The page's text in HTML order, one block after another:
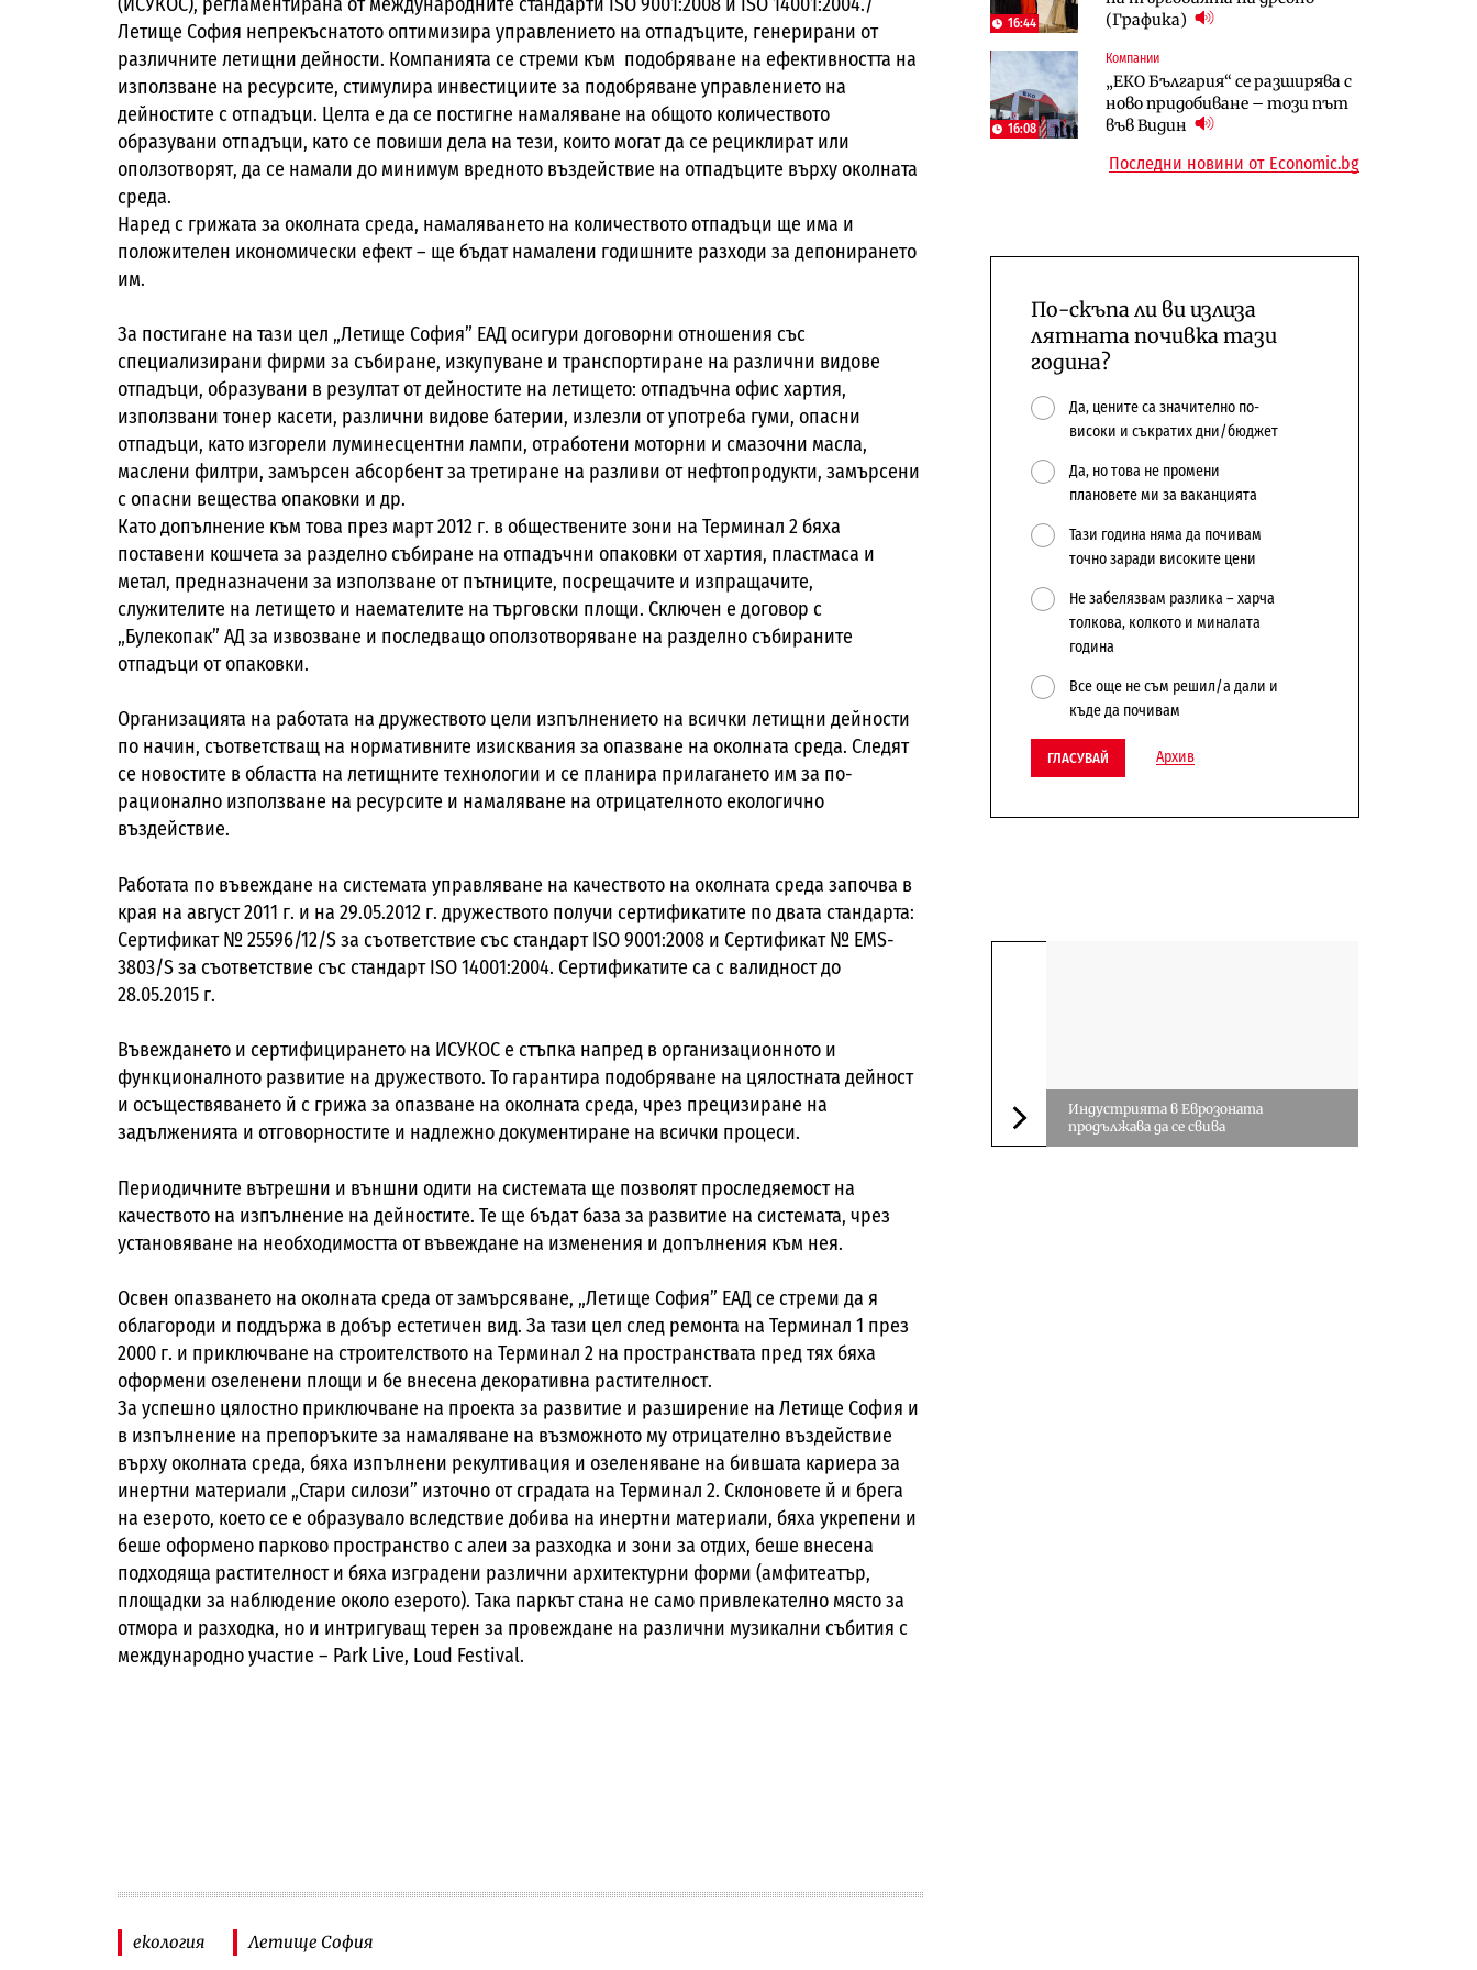
Летище София непрекъснатото оптимизира управлението на отпадъците, генерирани от
различните летищни дейности. Компанията се стреми към подобряване на ефективността на
използване на ресурсите, стимулира инвестициите за подобряване управлението на
дейностите с отпадъци. Целта е да се постигне намаляване на общото количеството
образувани отпадъци, като се повиши дела на тези, които могат да се рециклират или
оползотворят, да се намали до минимум вредното въздействие на отпадъците върху околната
среда.
Наред с грижата за околната среда, намаляването на количеството отпадъци ще има и
положителен икономически ефект – ще бъдат намалени годишните разходи за депонирането
им.
За постигане на тази цел „Летище София” ЕАД осигури договорни отношения със
специализирани фирми за събиране, изкупуване и транспортиране на различни видове
отпадъци, образувани в резултат от дейностите на летището: отпадъчна офис хартия,
използвани тонер касети, различни видове батерии, излезли от употреба гуми, опасни
отпадъци, като изгорели луминесцентни лампи, отработени моторни и смазочни масла,
маслени филтри, замърсен абсорбент за третиране на разливи от нефтопродукти, замърсени
с опасни вещества опаковки и др.
Като допълнение към това през март 2012 г. в обществените зони на Терминал 2 бяха
поставени кошчета за разделно събиране на отпадъчни опаковки от хартия, пластмаса и
метал, предназначени за използване от пътниците, посрещачите и изпращачите,
служителите на летището и наемателите на търговски площи. Сключен е договор с
„Булекопак” АД за извозване и последващо оползотворяване на разделно събираните
отпадъци от опаковки.
Организацията на работата на дружеството цели изпълнението на всички летищни дейности
по начин, съответстващ на нормативните изисквания за опазване на околната среда. Следят
се новостите в областта на летищните технологии и се планира прилагането им за по-
рационално използване на ресурсите и намаляване на отрицателното екологично
въздействие.
Работата по въвеждане на системата управляване на качеството на околната среда започва в
края на август 2011 г. и на 29.05.2012 г. дружеството получи сертификатите по двата стандарта:
Сертификат № 25596/12/S за съответствие със стандарт ISO 9001:2008 и Сертификат № EMS-
3803/S за съответствие със стандарт ISO 14001:2004. Сертификатите са с валидност до
28.05.2015 г.
Въвеждането и сертифицирането на ИСУКОС е стъпка напред в организационното и
функционалното развитие на дружеството. То гарантира подобряване на цялостната дейност
и осъществяването й с грижа за опазване на околната среда, чрез прецизиране на
задълженията и отговорностите и надлежно документиране на всички процеси.
Периодичните вътрешни и външни одити на системата ще позволят проследяемост на
качеството на изпълнение на дейностите. Те ще бъдат база за развитие на системата, чрез
установяване на необходимостта от въвеждане на изменения и допълнения към нея.
Освен опазването на околната среда от замърсяване, „Летище София” ЕАД се стреми да я
облагороди и поддържа в добър естетичен вид. За тази цел след ремонта на Терминал 1 през
2000 г. и приключване на строителството на Терминал 2 на пространствата пред тях бяха
оформени озеленени площи и бе внесена декоративна растителност.
За успешно цялостно приключване на проекта за развитие и разширение на Летище София и
в изпълнение на препоръките за намаляване на възможното му отрицателно въздействие
върху околната среда, бяха изпълнени рекултивация и озеленяване на бившата кариера за
инертни материали „Стари силози” източно от сградата на Терминал 2. Склоновете й и брега
на езерото, което се е образувало вследствие добива на инертни материали, бяха укрепени и
беше оформено парково пространство с алеи за разходка и зони за отдих, беше внесена
подходяща растителност и бяха изградени различни архитектурни форми (амфитеатър,
площадки за наблюдение около езерото). Така паркът стана не само привлекателно място за
отмора и разходка, но и интригуващ терен за провеждане на различни музикални събития с
международно участие – Park Live, Loud Festival.
екология Летище София
16:44
(Графика)
16:08
Компании
„ЕКО България“ се разширява с
ново придобиване – този път
във Видин
откажат напълно от Google
Публични финанси
Общините вече зависят от
централната власт за 75% от
население и все повече сгради
Компании
А1 отново е лидер при
технологичните компании и
Последни новини от Economic.bg
По-скъпа ли ви излиза
лятната почивка тази
година?
Да, цените са значително по-
високи и съкратих дни/бюджет
Да, но това не промени
плановете ми за ваканцията
Тази година няма да почивам
точно заради високите цени
Не забелязвам разлика – харча
толкова, колкото и миналата
година
Все още не съм решил/а дали и
къде да почивам
ГЛАСУВАЙ Архив
Следваща новина
Индустрията в Еврозоната
продължава да се свива